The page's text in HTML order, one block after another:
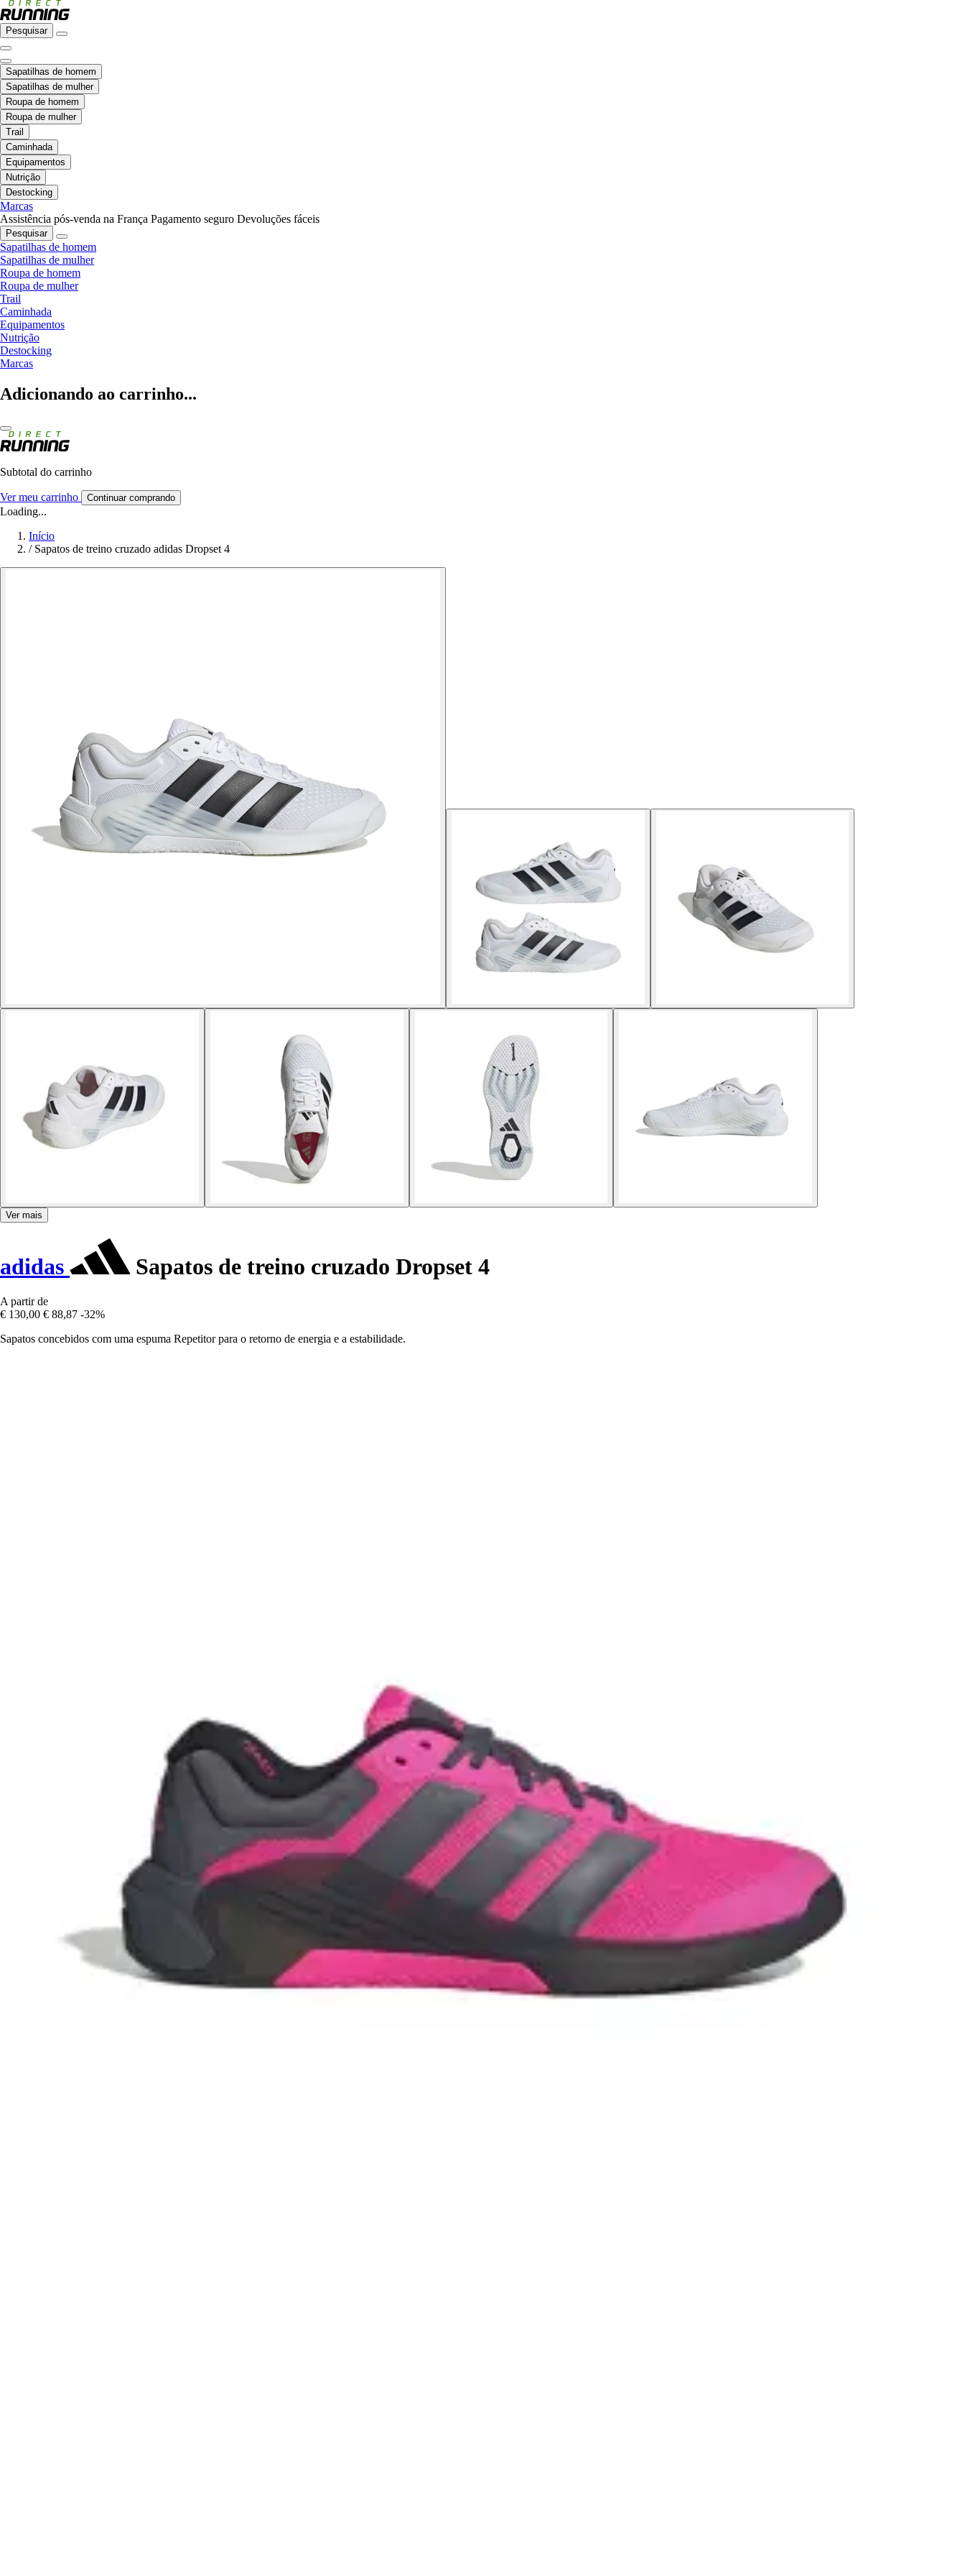
Pesquisar
Sapatilhas de homem
Sapatilhas de mulher
Roupa de homem
Roupa de mulher
Trail
Caminhada
Equipamentos
Nutrição
Destocking
Marcas
Assistência pós-venda na França Pagamento seguro Devoluções fáceis
Pesquisar
Sapatilhas de homem
Sapatilhas de mulher
Roupa de homem
Roupa de mulher
Trail
Caminhada
Equipamentos
Nutrição
Destocking
Marcas
Adicionando ao carrinho...
Subtotal do carrinho
Ver meu carrinho Continuar comprando
Loading...
Início
/ Sapatos de treino cruzado adidas Dropset 4
Ver mais
adidas Sapatos de treino cruzado Dropset 4
A partir de
€ 130,00 € 88,87 -32%
Sapatos concebidos com uma espuma Repetitor para o retorno de energia e a estabilidade.